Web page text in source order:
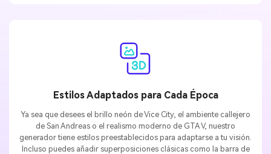
Estilos Adaptados para Cada Época
Ya sea que desees el brillo neón de Vice City, el ambiente callejero
de San Andreas o el realismo moderno de GTA V, nuestro
generador tiene estilos preestablecidos para adaptarse a tu visión.
Incluso puedes añadir superposiciones clásicas como la barra de